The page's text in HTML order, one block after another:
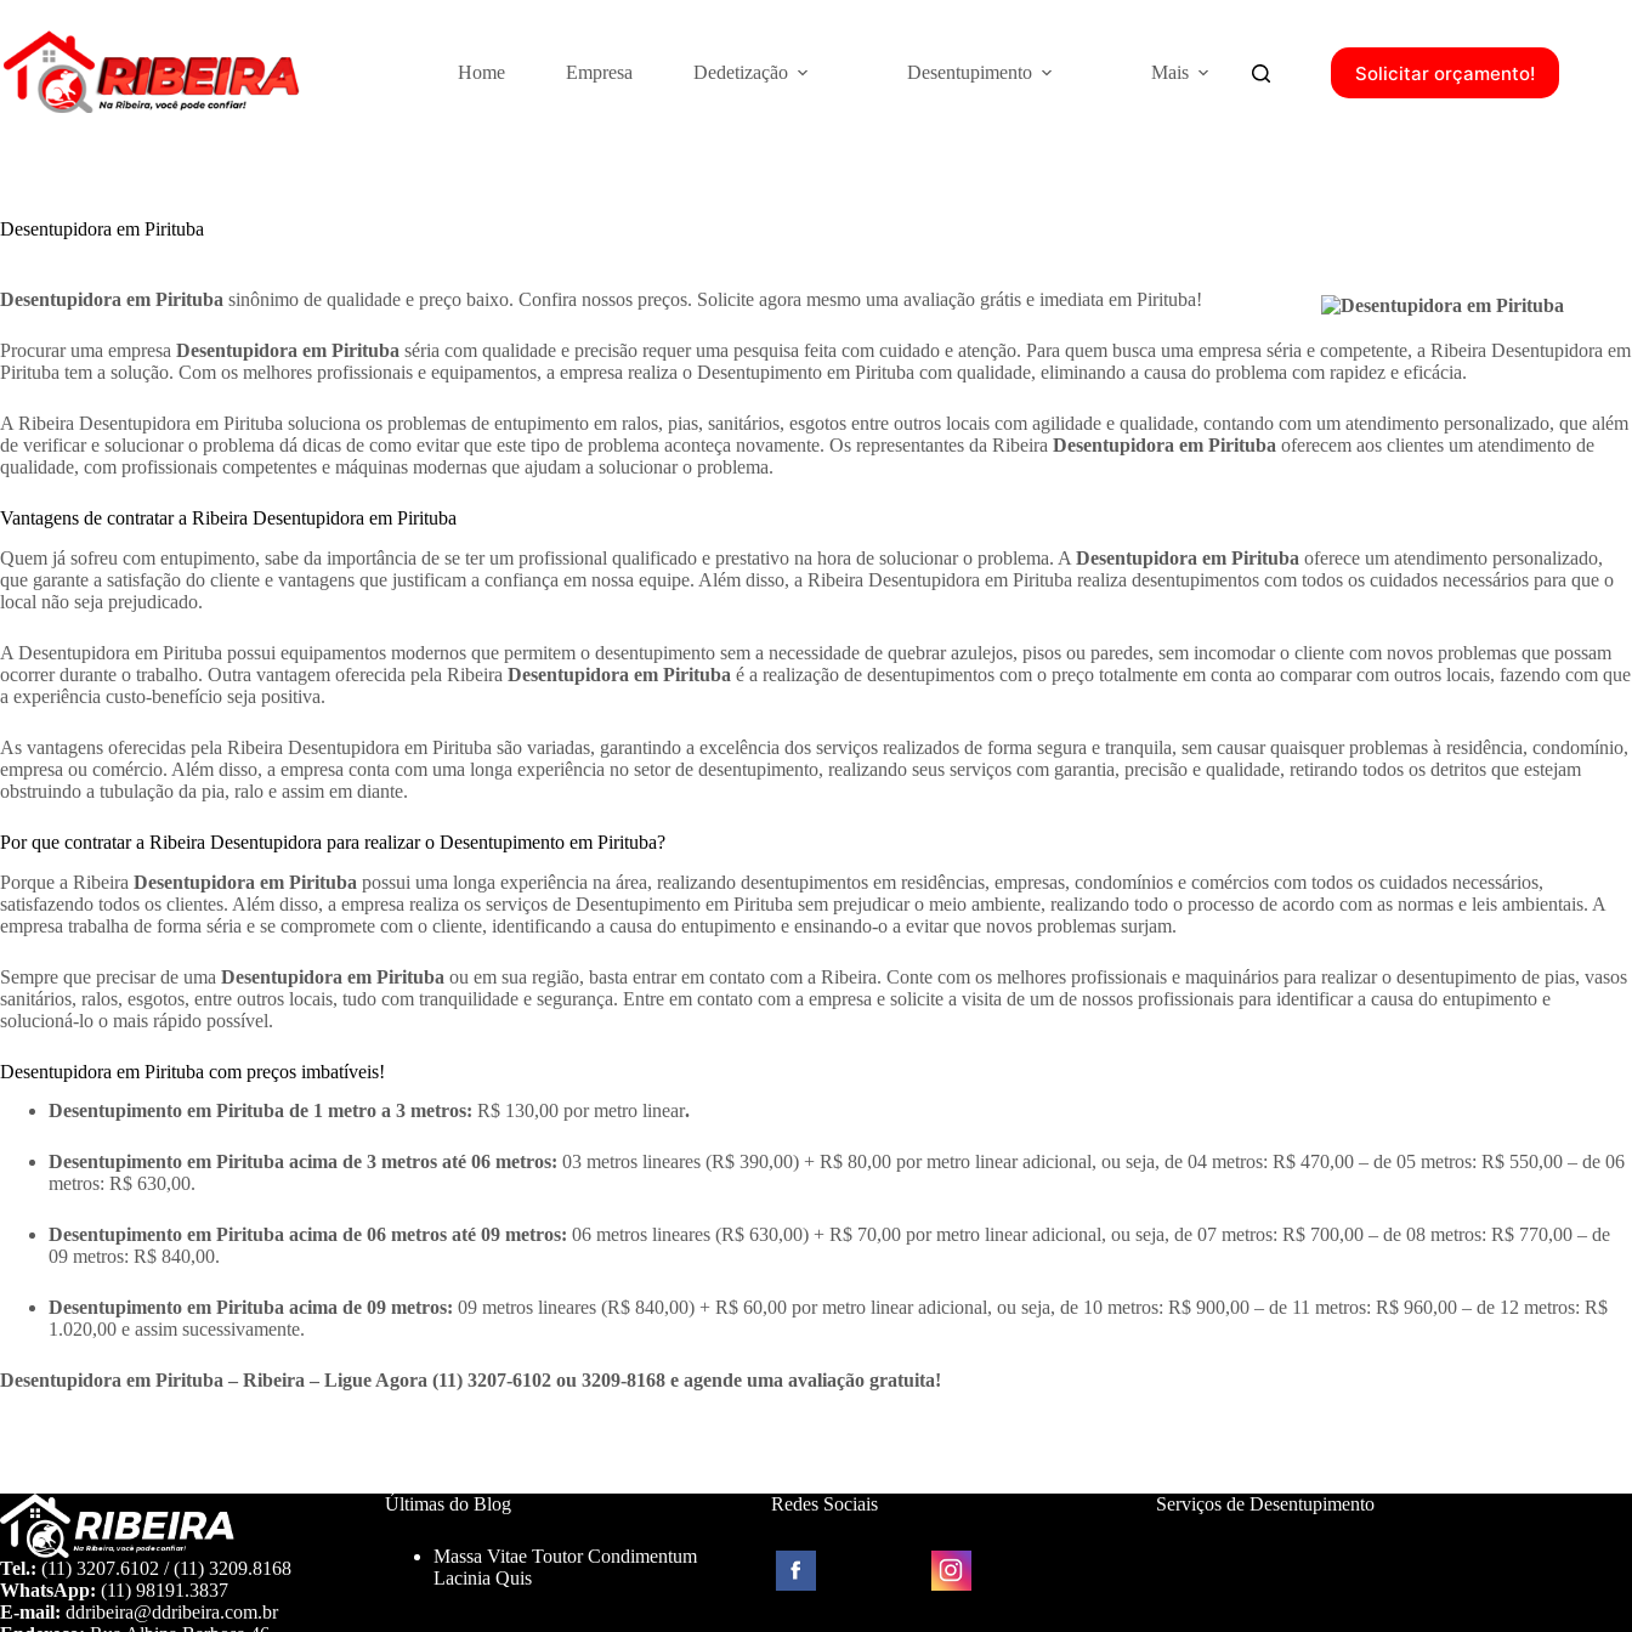
conteúdo
Home Empresa Dedetização Desentupimento Mais Solicitar orçamento!
Desentupidora em Pirituba
Desentupidora em Pirituba sinônimo de qualidade e preço baixo. Confira nossos preços. Solicite agora mesmo uma avaliação grátis e imediata em Pirituba!
Procurar uma empresa Desentupidora em Pirituba séria com qualidade e precisão requer uma pesquisa feita com cuidado e atenção. Para quem busca uma empresa séria e competente, a Ribeira Desentupidora em
Pirituba tem a solução. Com os melhores profissionais e equipamentos, a empresa realiza o Desentupimento em Pirituba com qualidade, eliminando a causa do problema com rapidez e eficácia.
A Ribeira Desentupidora em Pirituba soluciona os problemas de entupimento em ralos, pias, sanitários, esgotos entre outros locais com agilidade e qualidade, contando com um atendimento personalizado, que além
de verificar e solucionar o problema dá dicas de como evitar que este tipo de problema aconteça novamente. Os representantes da Ribeira Desentupidora em Pirituba oferecem aos clientes um atendimento de
qualidade, com profissionais competentes e máquinas modernas que ajudam a solucionar o problema.
Vantagens de contratar a Ribeira Desentupidora em Pirituba
Quem já sofreu com entupimento, sabe da importância de se ter um profissional qualificado e prestativo na hora de solucionar o problema. A Desentupidora em Pirituba oferece um atendimento personalizado,
que garante a satisfação do cliente e vantagens que justificam a confiança em nossa equipe. Além disso, a Ribeira Desentupidora em Pirituba realiza desentupimentos com todos os cuidados necessários para que o
local não seja prejudicado.
A Desentupidora em Pirituba possui equipamentos modernos que permitem o desentupimento sem a necessidade de quebrar azulejos, pisos ou paredes, sem incomodar o cliente com novos problemas que possam
ocorrer durante o trabalho. Outra vantagem oferecida pela Ribeira Desentupidora em Pirituba é a realização de desentupimentos com o preço totalmente em conta ao comparar com outros locais, fazendo com que
a experiência custo-benefício seja positiva.
As vantagens oferecidas pela Ribeira Desentupidora em Pirituba são variadas, garantindo a excelência dos serviços realizados de forma segura e tranquila, sem causar quaisquer problemas à residência, condomínio,
empresa ou comércio. Além disso, a empresa conta com uma longa experiência no setor de desentupimento, realizando seus serviços com garantia, precisão e qualidade, retirando todos os detritos que estejam
obstruindo a tubulação da pia, ralo e assim em diante.
Por que contratar a Ribeira Desentupidora para realizar o Desentupimento em Pirituba?
Porque a Ribeira Desentupidora em Pirituba possui uma longa experiência na área, realizando desentupimentos em residências, empresas, condomínios e comércios com todos os cuidados necessários,
satisfazendo todos os clientes. Além disso, a empresa realiza os serviços de Desentupimento em Pirituba sem prejudicar o meio ambiente, realizando todo o processo de acordo com as normas e leis ambientais. A
empresa trabalha de forma séria e se compromete com o cliente, identificando a causa do entupimento e ensinando-o a evitar que novos problemas surjam.
Sempre que precisar de uma Desentupidora em Pirituba ou em sua região, basta entrar em contato com a Ribeira. Conte com os melhores profissionais e maquinários para realizar o desentupimento de pias, vasos
sanitários, ralos, esgotos, entre outros locais, tudo com tranquilidade e segurança. Entre em contato com a empresa e solicite a visita de um de nossos profissionais para identificar a causa do entupimento e
solucioná-lo o mais rápido possível.
Desentupidora em Pirituba com preços imbatíveis!
Desentupimento em Pirituba de 1 metro a 3 metros: R$ 130,00 por metro linear.
Desentupimento em Pirituba acima de 3 metros até 06 metros: 03 metros lineares (R$ 390,00) + R$ 80,00 por metro linear adicional, ou seja, de 04 metros: R$ 470,00 – de 05 metros: R$ 550,00 – de 06
metros: R$ 630,00.
Desentupimento em Pirituba acima de 06 metros até 09 metros: 06 metros lineares (R$ 630,00) + R$ 70,00 por metro linear adicional, ou seja, de 07 metros: R$ 700,00 – de 08 metros: R$ 770,00 – de
09 metros: R$ 840,00.
Desentupimento em Pirituba acima de 09 metros: 09 metros lineares (R$ 840,00) + R$ 60,00 por metro linear adicional, ou seja, de 10 metros: R$ 900,00 – de 11 metros: R$ 960,00 – de 12 metros: R$
1.020,00 e assim sucessivamente.
Desentupidora em Pirituba – Ribeira – Ligue Agora (11) 3207-6102 ou 3209-8168 e agende uma avaliação gratuita!
Tel.: (11) 3207.6102 / (11) 3209.8168
WhatsApp: (11) 98191.3837
E-mail: ddribeira@ddribeira.com.br
Últimas do Blog
Massa Vitae Toutor Condimentum
Lacinia Quis
Redes Sociais Serviços de Desentupimento